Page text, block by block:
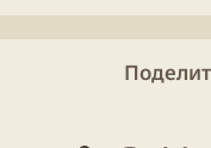
возможность
личных нужд.